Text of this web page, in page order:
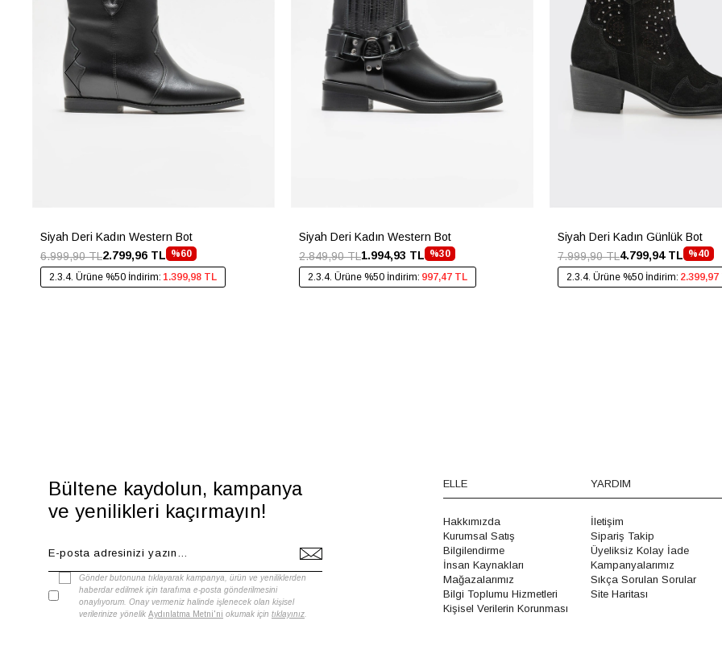
Siyah Deri Kadın Western Bot
%60
2.799,96 TL
6.999,90 TL
2.3.4. Ürüne %50 İndirim: 1.399,98 TL
Siyah Deri Kadın Western Bot
%30
1.994,93 TL
2.849,90 TL
2.3.4. Ürüne %50 İndirim: 997,47 TL
Siyah Deri Kadın Günlük Bot
%40
4.799,94 TL
7.999,90 TL
2.3.4. Ürüne %50 İndirim: 2.399,97
Bültene kaydolun, kampanya
ve yenilikleri kaçırmayın!
Gönder butonuna tıklayarak kampanya, ürün ve yeniliklerden
haberdar edilmek için tarafıma e-posta gönderilmesini
onaylıyorum. Onay vermeniz halinde işlenecek olan kişisel
verilerinize yönelik Aydınlatma Metni'ni okumak için tıklayınız
ELLE
Hakkımızda
Kurumsal Satış
Bilgilendirme
İnsan Kaynakları
Mağazalarımız
Bilgi Toplumu Hizmetleri
Kişisel Verilerin Korunması
YARDIM
İletişim
Sipariş Takip
Üyeliksiz Kolay İade
Kampanyalarımız
Sıkça Sorulan Sorular
Site Haritası